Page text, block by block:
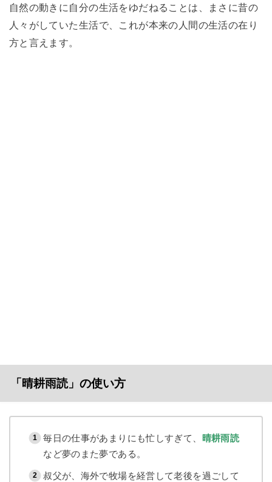
自然の動きに自分の生活をゆだねることは、まさに昔の
人々がしていた生活で、これが本来の人間の生活の在り
方と言えます。
「晴耕雨読」の使い方
毎日の仕事があまりにも忙しすぎて、 晴耕雨読
など夢のまた夢である。
叔父が、海外で牧場を経営して老後を過ごして